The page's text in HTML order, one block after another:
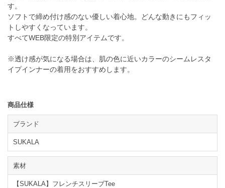
す。
ソフトで締め付け感のない優しい着心地。どんな動きにもフィッ
トしやすくなっています。
すべてWEB限定の特別アイテムです。
※透け感が気になる場合は、肌の色に近いカラーのシームレスタ
イプインナーの着用をおすすめします。
商品仕様
ブランド
SUKALA
素材
【SUKALA】フレンチスリーブTee